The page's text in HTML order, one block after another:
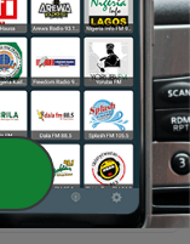
Detta avsnitt berättar den tragiska historien om Lilian Gustafsson och hennes son Anders, vars liv förändrades för alltid vid nyårsafton 1994 när han mördades på en kaj i Hammarbyhamnen. Vi följer de traumatiska detaljerna kring mordet, identifieringen av kroppen och den efterföljande utredningen. Berättelsen väver även samman händelserna med ett våldsamt överfall mot Christer Dyrvold i samma område. Vi utforskar de långsiktiga konsekvenserna för de drabbade, utmaningarna med kalla fall och den fortsatta kampen för att få svar på frågorna om vem som stod bakom dessa våldsdåd efter 30 år.
Det här avsnittet beskriver ett våldsamt mordförsök på den tolvårige pojken Malik i Borås 2013, en händelse som kan kopplas till en långvarig blodsfejd mellan två albanska familjer. Berättelsen belyser även de historiska rötterna till konflikten i Albanien, där anklagelser om korruption och mord inom poliskåren skapat en våldsspiral. Genom DNA-bevis från ett europeiskt register kunde fallet slutligen lösas när en man i England identifierades. Trots den misstänktes försök till alternativa förklaringar dömdes han till 14 års fängelse, men för Malik kvarstår de långvariga fysiska och psykiska ärren efter attacken.